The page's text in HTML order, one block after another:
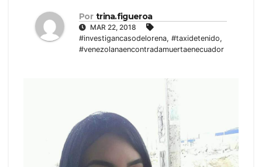
Por trina.figueroa
MAR 22, 2018
#investigancasodelorena, #taxidetenido,
#venezolanaencontradamuertaenecuador